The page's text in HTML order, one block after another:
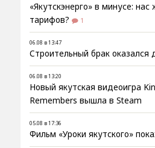
«Якутскэнерго» в минусе:
тарифов?
1
06.08 в 13:47
Строительный брак
06.08 в 13:20
Новый якутская видеоигра
Remembers вышла в Steam
05.08 в 17:36
Фильм «Уроки якутского»